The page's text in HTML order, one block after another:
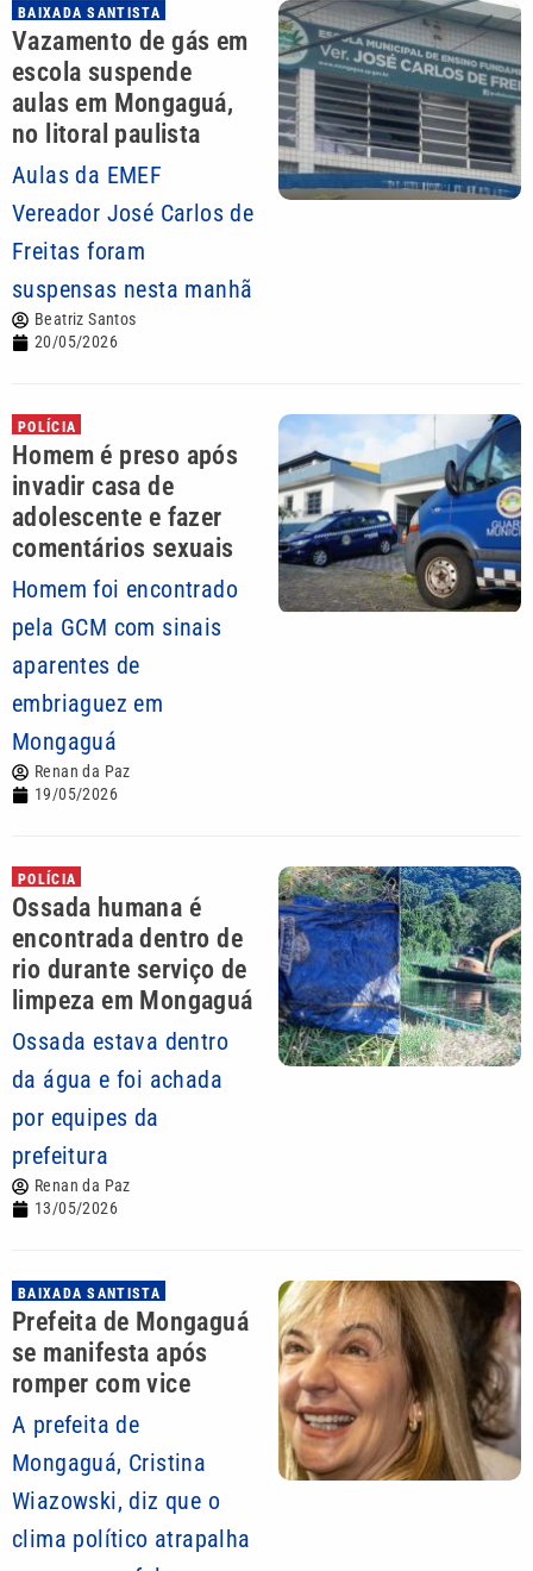
BAIXADA SANTISTA
Vazamento de gás em
escola suspende
aulas em Mongaguá,
no litoral paulista
Aulas da EMEF
Vereador José Carlos de
Freitas foram
suspensas nesta manhã
Beatriz Santos
20/05/2026
POLÍCIA
Homem é preso após
invadir casa de
adolescente e fazer
comentários sexuais
Homem foi encontrado
pela GCM com sinais
aparentes de
embriaguez em
Mongaguá
Renan da Paz
19/05/2026
POLÍCIA
Ossada humana é
encontrada dentro de
rio durante serviço de
limpeza em Mongaguá
Ossada estava dentro
da água e foi achada
por equipes da
prefeitura
Renan da Paz
13/05/2026
BAIXADA SANTISTA
Prefeita de Mongaguá
se manifesta após
romper com vice
A prefeita de
Mongaguá, Cristina
Wiazowski, diz que o
clima político atrapalha